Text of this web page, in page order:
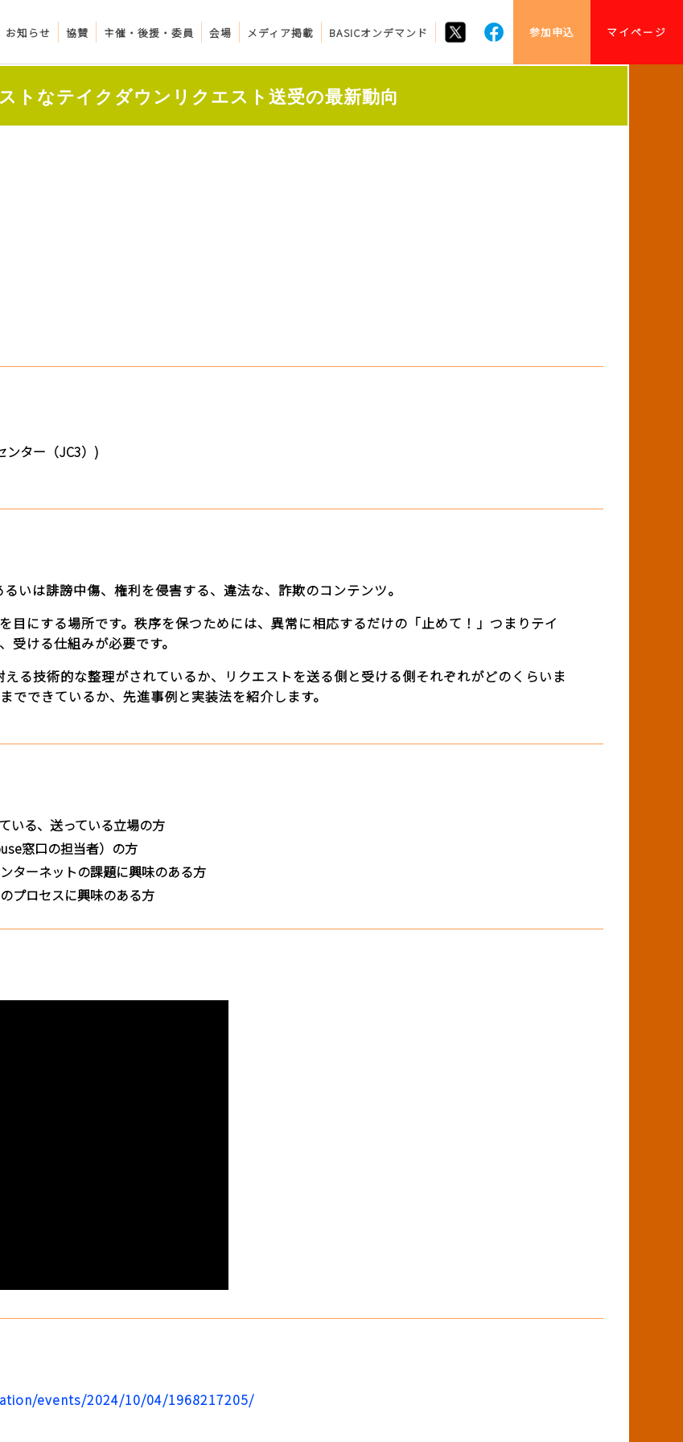
お知らせ 協賛 主催・後援・委員 会場 メディア掲載 BASICオンデマンド 参加申込 マイページ
トなテイクダウンリクエスト送受の最新動向
ンター（JC3）)
いは誹謗中傷、権利を侵害する、違法な、詐欺のコンテンツ。
目にする場所です。秩序を保つためには、異常に相応するだけの「止めて！」つまりテイ
受ける仕組みが必要です。
る技術的な整理がされているか、リクエストを送る側と受ける側それぞれがどのくらいま
できているか、先進事例と実装法を紹介します。
いる、送っている立場の方
窓口の担当者）の方
ターネットの課題に興味のある方
プロセスに興味のある方
events/2024/10/04/1968217205/